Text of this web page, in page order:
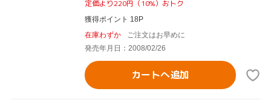
定価より220円（10%）おトク
獲得ポイント 18P
在庫わずか
ご注文はお早めに
発売年月日：2008/02/26
カートへ追加